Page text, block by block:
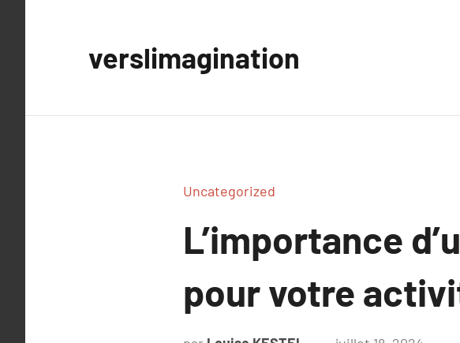
verslimagination
Uncategorized
L’importance
pour votre